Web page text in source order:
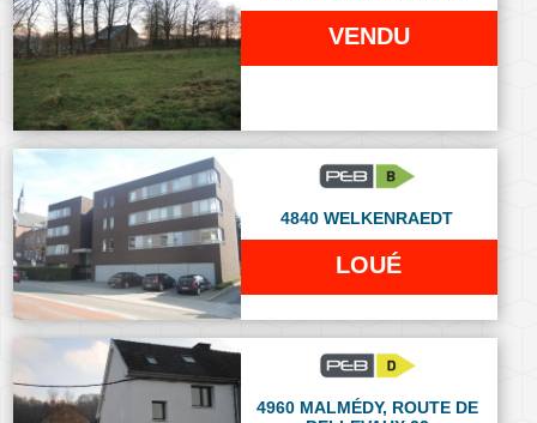
VENDU
4840 WELKENRAEDT
LOUÉ
4960 MALMÉDY, ROUTE DE